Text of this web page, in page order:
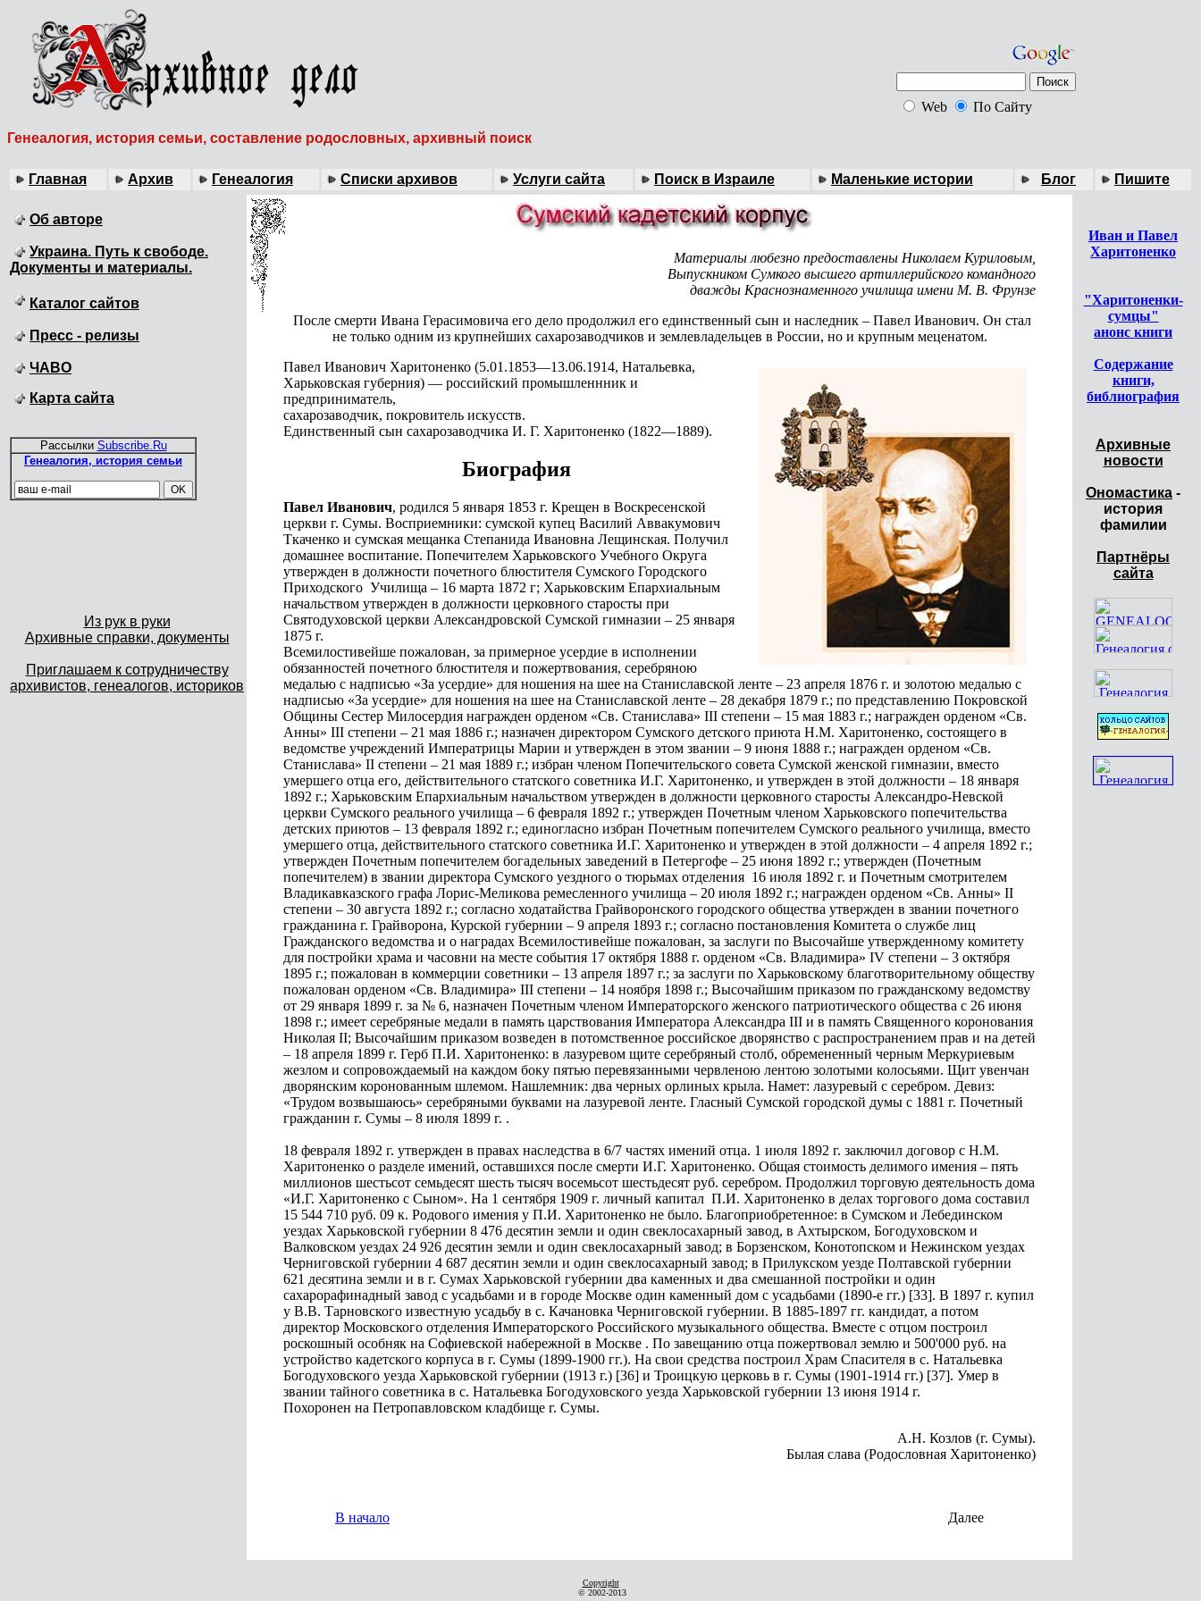
Генеалогия, история семьи, составление родословных, архивный поиск
Web По Сайту
Главная Архив Генеалогия Списки архивов Услуги сайта Поиск в Израиле Маленькие истории Блог Пишите
Об авторе
Украина. Путь к свободе.
Документы и материалы.
Каталог сайтов
Пресс - релизы
ЧАВО
Карта сайта
Рассылки Subscribe.Ru
Генеалогия, история семьи
Из рук в руки
Архивные справки, документы
Приглашаем к сотрудничеству
архивистов, генеалогов, историков
Материалы любезно предоставлены Николаем Куриловым,
Выпускником Сумкого высшего артиллерийского командного
дважды Краснознаменного училища имени М. В. Фрунзе
После смерти Ивана Герасимовича его дело продолжил его единственный сын и наследник – Павел Иванович. Он стал
не только одним из крупнейших сахарозаводчиков и землевладельцев в России, но и крупным меценатом.
Павел Иванович Харитоненко (5.01.1853—13.06.1914, Натальевка,
Харьковская губерния) — российский промышленнник и
предприниматель,
сахарозаводчик, покровитель искусств.
Единственный сын сахарозаводчика И. Г. Харитоненко (1822—1889).
Биография
Павел Иванович, родился 5 января 1853 г. Крещен в Воскресенской
церкви г. Сумы. Восприемники: сумской купец Василий Аввакумович
Ткаченко и сумская мещанка Степанида Ивановна Лещинская. Получил
домашнее воспитание. Попечителем Харьковского Учебного Округа
утвержден в должности почетного блюстителя Сумского Городского
Приходского Училища – 16 марта 1872 г; Харьковским Епархиальным
начальством утвержден в должности церковного старосты при
Святодуховской церкви Александровской Сумской гимназии – 25 января
1875 г.
Всемилостивейше пожалован, за примерное усердие в исполнении
обязанностей почетного блюстителя и пожертвования, серебряною
медалью с надписью «За усердие» для ношения на шее на Станиславской ленте – 23 апреля 1876 г. и золотою медалью с
надписью «За усердие» для ношения на шее на Станиславской ленте – 28 декабря 1879 г.; по представлению Покровской
Общины Сестер Милосердия награжден орденом «Св. Станислава» III степени – 15 мая 1883 г.; награжден орденом «Св.
Анны» III степени – 21 мая 1886 г.; назначен директором Сумского детского приюта Н.М. Харитоненко, состоящего в
ведомстве учреждений Императрицы Марии и утвержден в этом звании – 9 июня 1888 г.; награжден орденом «Св.
Станислава» II степени – 21 мая 1889 г.; избран членом Попечительского совета Сумской женской гимназии, вместо
умершего отца его, действительного статского советника И.Г. Харитоненко, и утвержден в этой должности – 18 января
1892 г.; Харьковским Епархиальным начальством утвержден в должности церковного старосты Александро-Невской
церкви Сумского реального училища – 6 февраля 1892 г.; утвержден Почетным членом Харьковского попечительства
детских приютов – 13 февраля 1892 г.; единогласно избран Почетным попечителем Сумского реального училища, вместо
умершего отца, действительного статского советника И.Г. Харитоненко и утвержден в этой должности – 4 апреля 1892 г.;
утвержден Почетным попечителем богадельных заведений в Петергофе – 25 июня 1892 г.; утвержден (Почетным
попечителем) в звании директора Сумского уездного о тюрьмах отделения 16 июля 1892 г. и Почетным смотрителем
Владикавказского графа Лорис-Меликова ремесленного училища – 20 июля 1892 г.; награжден орденом «Св. Анны» II
степени – 30 августа 1892 г.; согласно ходатайства Грайворонского городского общества утвержден в звании почетного
гражданина г. Грайворона, Курской губернии – 9 апреля 1893 г.; согласно постановления Комитета о службе лиц
Гражданского ведомства и о наградах Всемилостивейше пожалован, за заслуги по Высочайше утвержденному комитету
для постройки храма и часовни на месте события 17 октября 1888 г. орденом «Св. Владимира» IV степени – 3 октября
1895 г.; пожалован в коммерции советники – 13 апреля 1897 г.; за заслуги по Харьковскому благотворительному обществу
пожалован орденом «Св. Владимира» III степени – 14 ноября 1898 г.; Высочайшим приказом по гражданскому ведомству
от 29 января 1899 г. за № 6, назначен Почетным членом Императорского женского патриотического общества с 26 июня
1898 г.; имеет серебряные медали в память царствования Императора Александра III и в память Священного коронования
Николая II; Высочайшим приказом возведен в потомственное российское дворянство с распространением прав и на детей
– 18 апреля 1899 г. Герб П.И. Харитоненко: в лазуревом щите серебряный столб, обремененный черным Меркуриевым
жезлом и сопровождаемый на каждом боку пятью перевязанными червленою лентою золотыми колосьями. Щит увенчан
дворянским коронованным шлемом. Нашлемник: два черных орлиных крыла. Намет: лазуревый с серебром. Девиз:
«Трудом возвышаюсь» серебряными буквами на лазуревой ленте. Гласный Сумской городской думы с 1881 г. Почетный
гражданин г. Сумы – 8 июля 1899 г. .
18 февраля 1892 г. утвержден в правах наследства в 6/7 частях имений отца. 1 июля 1892 г. заключил договор с Н.М.
Харитоненко о разделе имений, оставшихся после смерти И.Г. Харитоненко. Общая стоимость делимого имения – пять
миллионов шестьсот семьдесят шесть тысяч восемьсот шестьдесят руб. серебром. Продолжил торговую деятельность дома
«И.Г. Харитоненко с Сыном». На 1 сентября 1909 г. личный капитал П.И. Харитоненко в делах торгового дома составил
15 544 710 руб. 09 к. Родового имения у П.И. Харитоненко не было. Благоприобретенное: в Сумском и Лебединском
уездах Харьковской губернии 8 476 десятин земли и один свеклосахарный завод, в Ахтырском, Богодуховском и
Валковском уездах 24 926 десятин земли и один свеклосахарный завод; в Борзенском, Конотопском и Нежинском уездах
Черниговской губернии 4 687 десятин земли и один свеклосахарный завод; в Прилукском уезде Полтавской губернии
621 десятина земли и в г. Сумах Харьковской губернии два каменных и два смешанной постройки и один
сахарорафинадный завод с усадьбами и в городе Москве один каменный дом с усадьбами (1890-е гг.) [33]. В 1897 г. купил
у В.В. Тарновского известную усадьбу в с. Качановка Черниговской губернии. В 1885-1897 гг. кандидат, а потом
директор Московского отделения Императорского Российского музыкального общества. Вместе с отцом построил
роскошный особняк на Софиевской набережной в Москве . По завещанию отца пожертвовал землю и 500'000 руб. на
устройство кадетского корпуса в г. Сумы (1899-1900 гг.). На свои средства построил Храм Спасителя в с. Натальевка
Богодуховского уезда Харьковской губернии (1913 г.) [36] и Троицкую церковь в г. Сумы (1901-1914 гг.) [37]. Умер в
звании тайного советника в с. Натальевка Богодуховского уезда Харьковской губернии 13 июня 1914 г.
Похоронен на Петропавловском кладбище г. Сумы.
А.Н. Козлов (г. Сумы).
Былая слава (Родословная Харитоненко)
В начало Далее
Иван и Павел
Харитоненко
"Харитоненки-
сумцы"
анонс книги
Содержание
книги,
библиография
Архивные
новости
Ономастика -
история
фамилии
Партнёры
сайта
Copyright
© 2002-2013